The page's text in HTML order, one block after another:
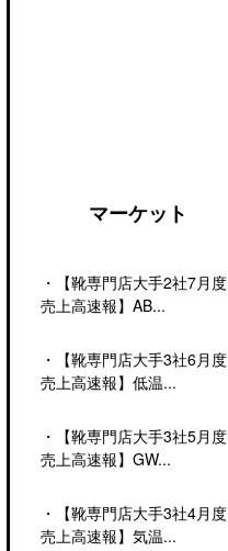
マーケット
・
【靴専門店大手2社7月度
売上高速報】AB...
・
【靴専門店大手3社6月度
売上高速報】低温...
・
【靴専門店大手3社5月度
売上高速報】GW...
・
【靴専門店大手3社4月度
売上高速報】気温...